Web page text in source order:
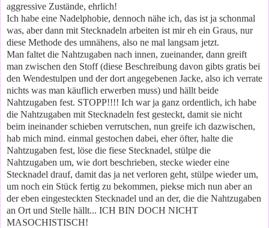
aggressive Zustände, ehrlich!
Ich habe eine Nadelphobie, dennoch nähe ich, das ist ja schonmal
was, aber dann mit Stecknadeln arbeiten ist mir eh ein Graus, nur
diese Methode des umnähens, also ne mal langsam jetzt.
Man faltet die Nahtzugaben nach innen, zueinander, dann greift
man zwischen den Stoff (diese Beschreibung davon gibts gratis bei
den Wendestulpen und der dort angegebenen Jacke, also ich verrate
nichts was man käuflich erwerben muss) und hällt beide
Nahtzugaben fest. STOPP!!!! Ich war ja ganz ordentlich, ich habe
die Nahtzugaben mit Stecknadeln fest gesteckt, damit sie nicht
beim ineinander schieben verrutschen, nun greife ich dazwischen,
hab mich mind. einmal gestochen dabei, eher öfter, halte die
Nahtzugaben fest, löse die fiese Stecknadel, stülpe die
Nahtzugaben um, wie dort beschrieben, stecke wieder eine
Stecknadel drauf, damit das ja net verloren geht, stülpe wieder um,
um noch ein Stück fertig zu bekommen, piekse mich nun aber an
der eben eingesteckten Stecknadel und an der, die die Nahtzugaben
an Ort und Stelle hällt... ICH BIN DOCH NICHT
MASOCHISTISCH!